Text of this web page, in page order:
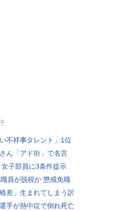
い不祥事タレント」1位
ん「アド街」で名言
子部員に3条件提示
員が脱税か 懲戒免職
格差」生まれてしまう訳
手が熱中症で倒れ死亡